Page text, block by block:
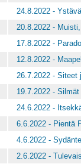
24.8.2022 -
20.8.2022 -
17.8.2022 -
12.8.2022 -
26.7.2022 - Siteet
19.7.2022 -
24.6.2022 -
6.6.2022 - Pientä
4.6.2022 -
2.6.2022 -